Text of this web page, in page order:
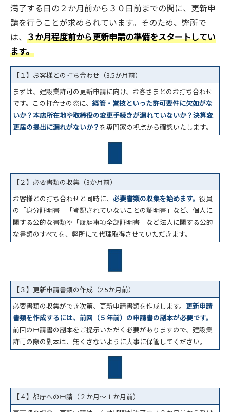
満了する日の２か月前から３０日前までの間に、更新申
請を行うことが求められています。そのため、弊所で
は、 ３か月程度前から更新申請の準備をスタートしてい
ます。
【１】お客様との打ち合わせ（3.5か月前）
まずは、建設業許可の更新申請に向け、お客さまとのお打ち合わせ
です。この打合せの際に、 経管・営技といった許可要件に欠如がな
いか？本店所在地や取締役の変更手続きが漏れていないか？決算変
更届の提出に漏れがないか？ を専門家の視点から確認いたします。
【２】必要書類の収集（3か月前）
お客様との打ち合わせと同時に、 必要書類の収集を始めます。 役員
の「身分証明書」「登記されていないことの証明書」など、個人に
関する公的な書類や「履歴事項全部証明書」など法人に関する公的
な書類のすべてを、弊所にて代理取得させていただきます。
【３】更新申請書類の作成（2.5か月前）
必要書類の収集ができ次第、更新申請書類を作成します。 更新申請
書類を作成するには、前回（５年前）の申請書の副本が必要です。
前回の申請書の副本をご提示いただく必要がありますので、建設業
許可の際の副本は、無くさないように大事に保管してください。
【４】都庁への申請（２か月～１か月前）